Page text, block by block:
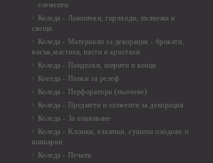
елементи
Коледа - Лампички, гирлянди, пълнежи и
свещи
Коледа - Материали за декорация - брокати,
восък,мастила, пасти и кристали
Коледа - Панделки, ширити и конци
Коелда - Папки за релеф
Коледа - Перфоратори (пънчове)
Коледа - Предмети и елементи за декорация
Коледа - За опаковане
Коледа - Kлонки, елхички, сушени плодове и
шишарки
Коледа - Печати